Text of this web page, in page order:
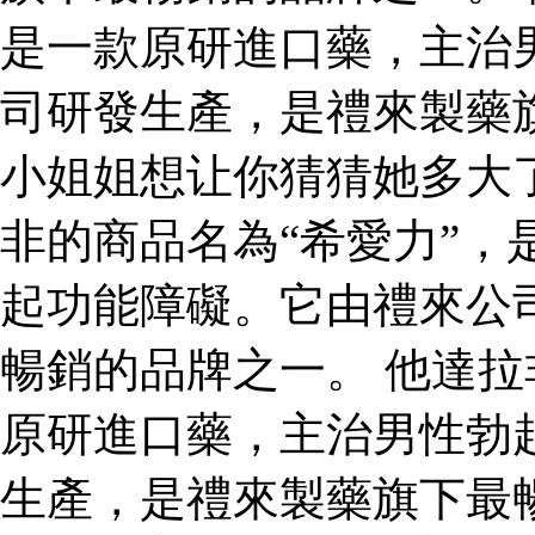
是一款原研進口藥，主
司研發生產，是禮來製藥
小姐姐想让你猜猜她多
非的商品名為“希愛力”，
起功能障礙。它由禮來
暢銷的品牌之一。 他達
原研進口藥，主治男性
生產，是禮來製藥旗下